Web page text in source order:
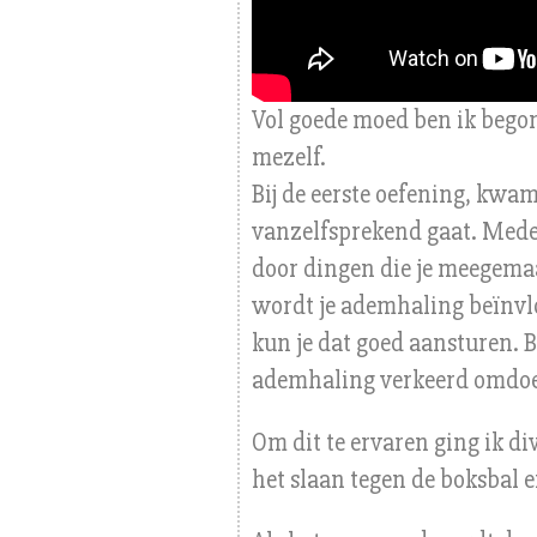
Vol goede moed ben ik
mezelf.
Bij de eerste oefening,
vanzelfsprekend gaat.
door dingen die je
wordt je ademhaling
kun je dat goed aansturen.
ademhaling verkeerd
Om dit te ervaren ging ik
het slaan tegen de boksbal